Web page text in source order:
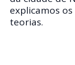
explicamos
teorias.